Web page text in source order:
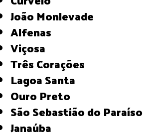
João Monlevade
Alfenas
Viçosa
Três Corações
Lagoa Santa
Ouro Preto
São Sebastião do Paraíso
Janaúba